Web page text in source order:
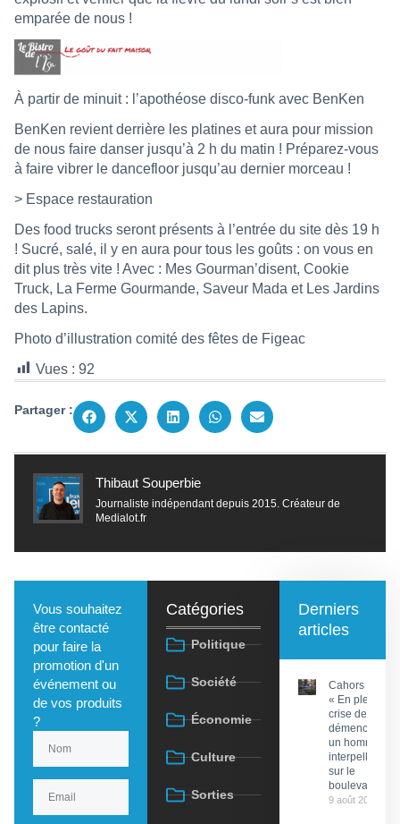
emparée de nous !
À partir de minuit : l’apothéose disco-funk avec BenKen
BenKen revient derrière les platines et aura pour mission
de nous faire danser jusqu’à 2 h du matin ! Préparez-vous
à faire vibrer le dancefloor jusqu’au dernier morceau !
> Espace restauration
Des food trucks seront présents à l’entrée du site dès 19 h
! Sucré, salé, il y en aura pour tous les goûts : on vous en
dit plus très vite ! Avec : Mes Gourman’disent, Cookie
Truck, La Ferme Gourmande, Saveur Mada et Les Jardins
des Lapins.
Photo d’illustration comité des fêtes de Figeac
Vues : 92
Partager :
Thibaut Souperbie
Journaliste indépendant depuis 2015. Créateur de
Medialot.fr
Vous souhaitez
être contacté
pour faire la
promotion d'un
événement ou
de vos produits
?
Catégories
Politique
Société
Économie
Culture
Sorties
Derniers
articles
Cahors :
« En pleine
crise de
démence »,
un homme
interpellé
sur le
boulevard
9 août 2026